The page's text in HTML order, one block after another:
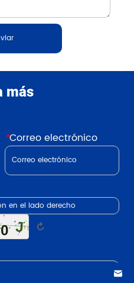
más
*Correo electrónico
↻